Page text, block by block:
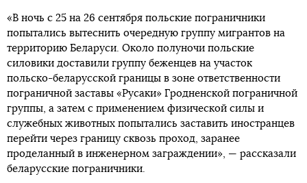
«В ночь с 25 на 26 сентября польские пограничники
попытались вытеснить очередную группу мигрантов на
территорию Беларуси. Около полуночи польские
силовики доставили группу беженцев на участок
польско-беларусской границы в зоне ответственности
пограничной заставы «Русаки» Гродненской пограничной
группы, а затем с применением физической силы и
служебных животных попытались заставить иностранцев
перейти через границу сквозь проход, заранее
проделанный в инженерном заграждении», — рассказали
беларусские пограничники.